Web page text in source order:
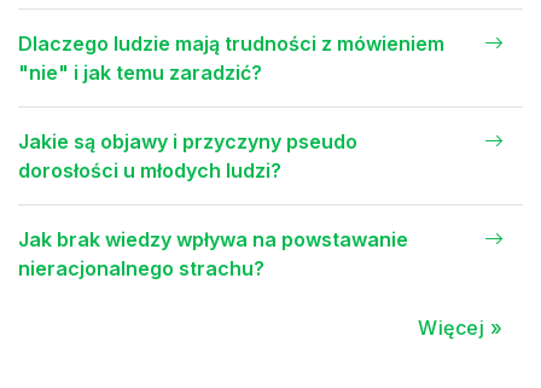
Dlaczego ludzie mają trudności z mówieniem
"nie" i jak temu zaradzić?
Jakie są objawy i przyczyny pseudo
dorosłości u młodych ludzi?
Jak brak wiedzy wpływa na powstawanie
nieracjonalnego strachu?
Więcej »